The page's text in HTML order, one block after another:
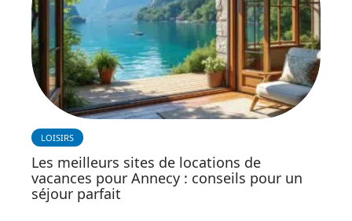
LOISIRS
Les meilleurs sites de locations de
vacances pour Annecy : conseils pour un
séjour parfait